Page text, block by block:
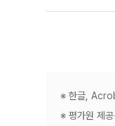
※ 한글,
※ 평가원 제